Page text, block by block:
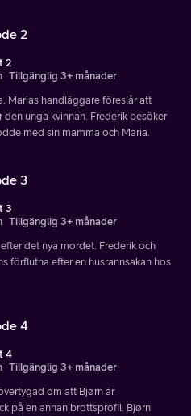
2
2
Tillgänglig 3+ månader
Marias handläggare föreslår att
unga kvinnan. Frederik besöker
med sin mamma och Maria.
3
3
Tillgänglig 3+ månader
det nya mordet. Frederik och
förflutna efter en husrannsakan hos
4
4
Tillgänglig 3+ månader
om att Bjørn är
på en annan brottsprofil. Bjørn